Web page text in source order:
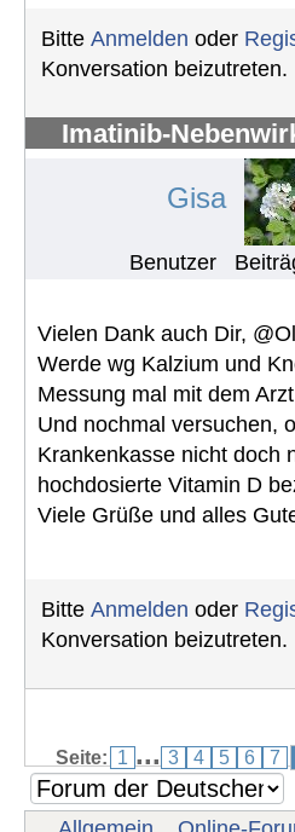
Bitte Anmelden oder
Konversation beizutreten.
Imatinib-
Gisa
Benutzer
Vielen Dank auch Dir,
Werde wg Kalzium und
Messung mal mit dem
Und nochmal versuchen,
Krankenkasse nicht doch
hochdosierte Vitamin D
Viele Grüße und alles
Bitte Anmelden oder
Konversation beizutreten.
Seite: 1 ... 3 4 5 6 7